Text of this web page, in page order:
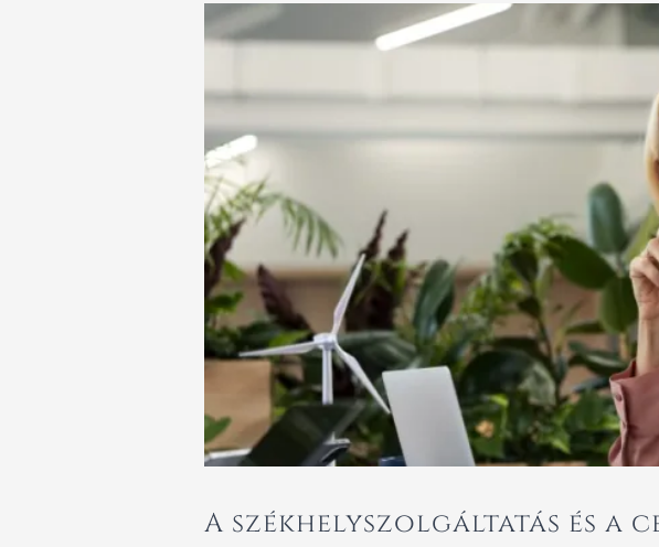
A székhelyszolgáltatás és a